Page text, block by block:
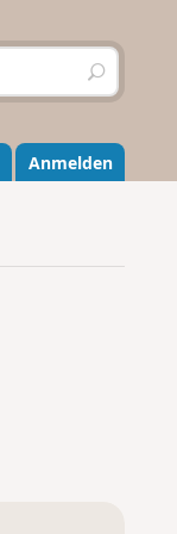
S
u
h
e
n
Anmelden